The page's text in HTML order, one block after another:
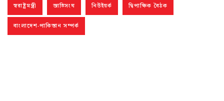
স্বরাষ্ট্রমন্ত্রী জাতিসংঘ নিউইয়র্ক দ্বিপাক্ষিক বৈঠক
বাংলাদেশ-পাকিস্তান সম্পর্ক